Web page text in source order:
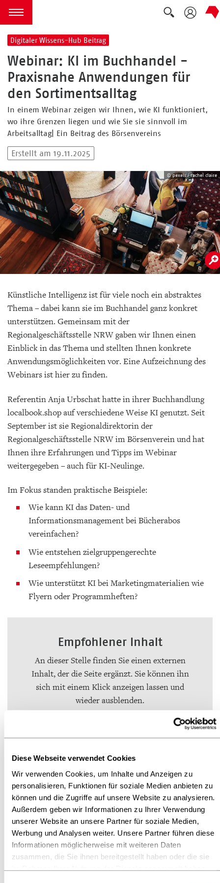
Diese Webseite verwendet Cookies
Wir verwenden Cookies, um Inhalte und Anzeigen zu
personalisieren, Funktionen für soziale Medien anbieten zu
können und die Zugriffe auf unsere Website zu analysieren.
Außerdem geben wir Informationen zu Ihrer Verwendung
unserer Website an unsere Partner für soziale Medien,
Werbung und Analysen weiter. Unsere Partner führen diese
Informationen möglicherweise mit weiteren Daten
zusammen, die Sie ihnen bereitgestellt haben oder die sie
im Rahmen Ihrer Nutzung der Dienste gesammelt haben.
zum Inhalt springen
Menü öffnen
Suche
Digitaler Wissens-Hub Beitrag
Webinar: KI im Buchhandel -
Praxisnahe Anwendungen für
den Sortimentsalltag
In einem Webinar zeigen wir Ihnen, wie KI funktioniert,
wo ihre Grenzen liegen und wie Sie sie sinnvoll im
Arbeitsalltag| Ein Beitrag des Börsenvereins
Erstellt am 19.11.2025
© pexels / rachel claire
Künstliche Intelligenz ist für viele noch ein abstraktes
Thema – dabei kann sie im Buchhandel ganz konkret
unterstützen. Gemeinsam mit der
Regionalgeschäftsstelle NRW gaben wir Ihnen einen
Einblick in das Thema und stellten Ihnen konkrete
Anwendungsmöglichkeiten vor. Eine Aufzeichnung des
Webinars ist hier zu finden.
Referentin Anja Urbschat hatte in ihrer Buchhandlung
localbook.shop auf verschiedene Weise KI genutzt. Seit
September ist sie Regionaldirektorin der
Regionalgeschäftsstelle NRW im Börsenverein und hat
Ihnen ihre Erfahrungen und Tipps im Webinar
weitergegeben – auch für KI-Neulinge.
Im Fokus standen praktische Beispiele:
Wie kann KI das Daten- und
Informationsmanagement bei Bücherabos
vereinfachen?
Wie entstehen zielgruppengerechte
Leseempfehlungen?
Wie unterstützt KI bei Marketingmaterialien wie
Flyern oder Programmheften?
Empfohlener Inhalt
An dieser Stelle finden Sie einen externen
Inhalt, der die Seite ergänzt. Sie können ihn
sich mit einem Klick anzeigen lassen und
wieder ausblenden.
Ich bin damit
einverstanden, dass mir externe Inhalte angezeigt
werden. Damit können personenbezogene Daten an
Drittplattformen übermittelt werden.Mehr dazu in
unserer Datenschutzerklärung.
Präsentation von Frau Anja Urbschat Exklusiv